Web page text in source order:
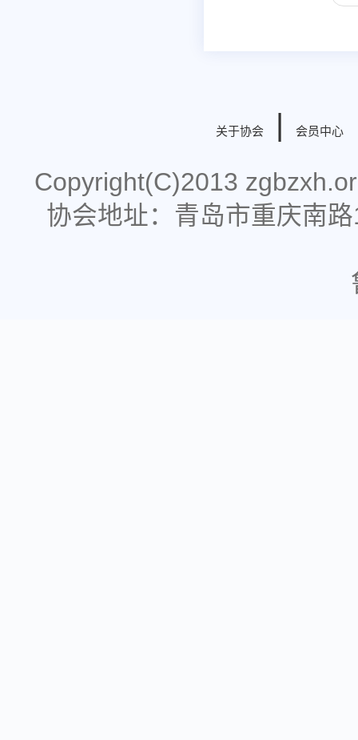
关于协会 | 会员中心
Copyright(C)2013
协会地址：青岛市重庆南